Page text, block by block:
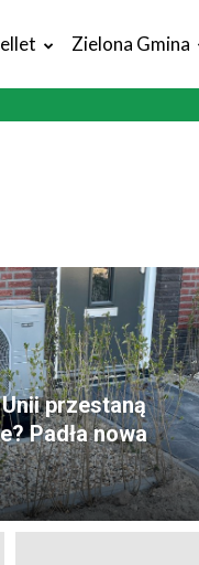
Zielona Gmina
przestaną
Padła nowa